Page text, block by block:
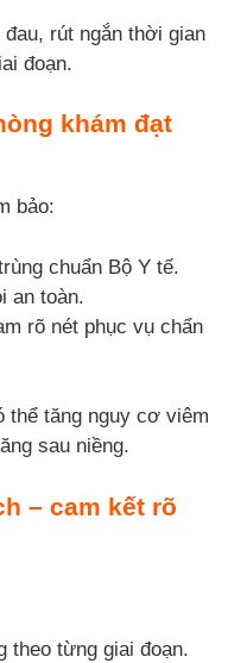
đau, rút ngắn thời gian
đoạn.
khám đạt
bảo:
chuẩn Bộ Y tế.
an toàn.
rõ nét phục vụ chẩn
tăng nguy cơ viêm
sau niềng.
– cam kết rõ
theo từng giai đoạn.